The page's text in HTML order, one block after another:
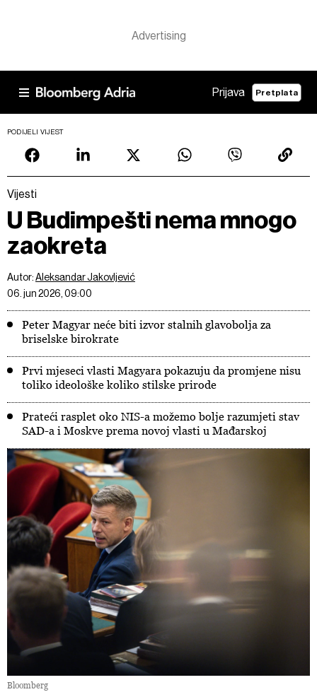
Prijava Pretplata
PODIJELI VIJEST
Vijesti
U Budimpešti nema mnogo
zaokreta
Autor:Aleksandar Jakovljević
06. jun 2026, 09:00
Peter Magyar neće biti izvor stalnih glavobolja za
briselske birokrate
Prvi mjeseci vlasti Magyara pokazuju da promjene nisu
toliko ideološke koliko stilske prirode
Prateći rasplet oko NIS-a možemo bolje razumjeti stav
SAD-a i Moskve prema novoj vlasti u Mađarskoj
Bloomberg